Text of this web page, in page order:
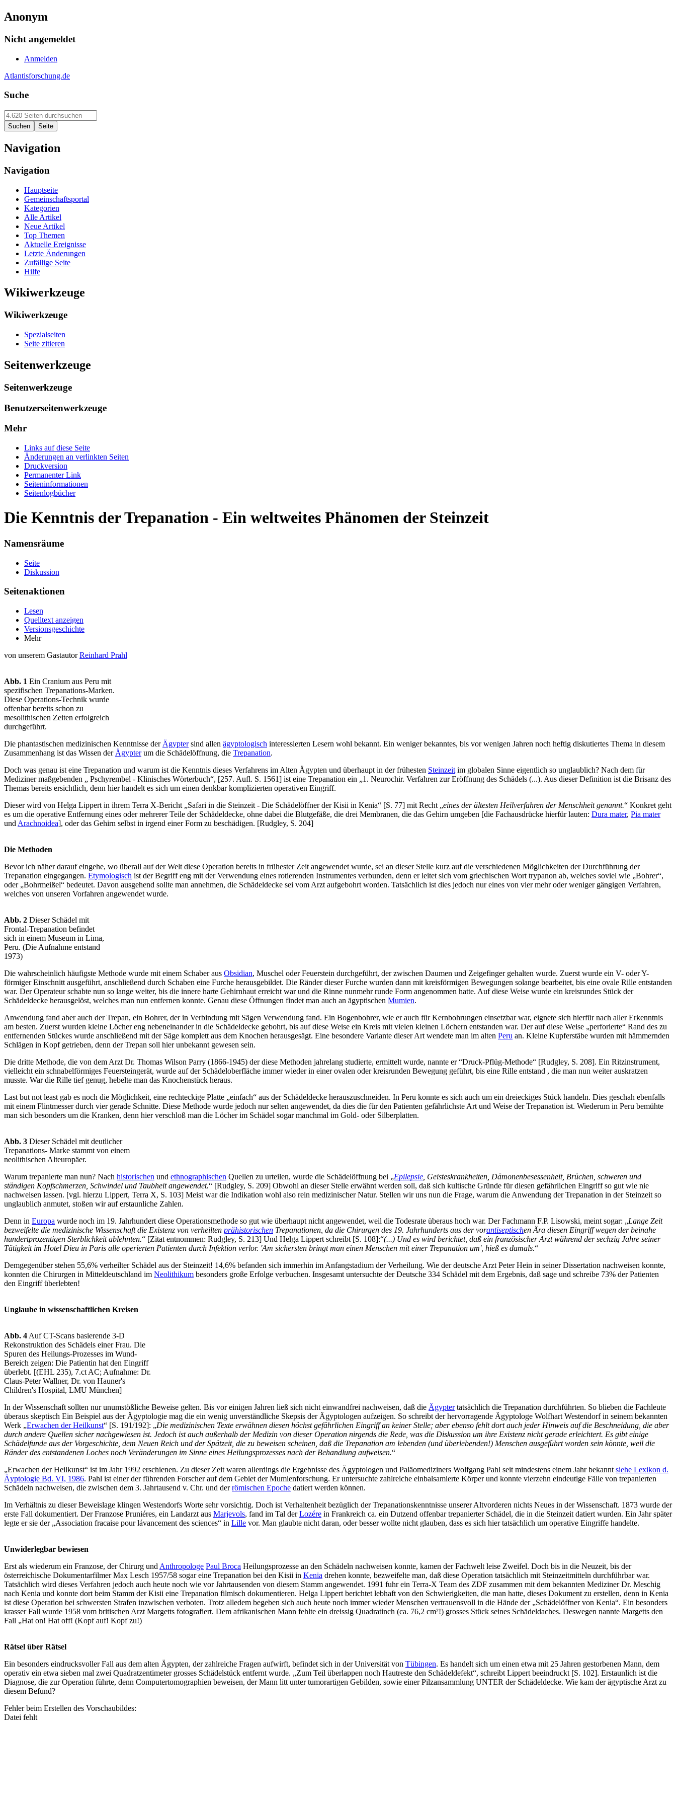
Anonym
Nicht angemeldet
Anmelden
Atlantisforschung.de
Suche
Navigation
Navigation
Hauptseite
Gemeinschaftsportal
Kategorien
Alle Artikel
Neue Artikel
Top Themen
Aktuelle Ereignisse
Letzte Änderungen
Zufällige Seite
Hilfe
Wikiwerkzeuge
Wikiwerkzeuge
Spezialseiten
Seite zitieren
Seitenwerkzeuge
Seitenwerkzeuge
Benutzerseitenwerkzeuge
Mehr
Links auf diese Seite
Änderungen an verlinkten Seiten
Druckversion
Permanenter Link
Seiten­informationen
Seitenlogbücher
Die Kenntnis der Trepanation - Ein weltweites Phänomen der Steinzeit
Namensräume
Seite
Diskussion
Seitenaktionen
Lesen
Quelltext anzeigen
Versionsgeschichte
Mehr
von unserem GastautorReinhard Prahl
Abb. 1 Ein Cranium aus Peru mit
spezifischen Trepanations-Marken.
Diese Operations-Technik wurde
offenbar bereits schon zu
mesolithischen Zeiten erfolgreich
durchgeführt.
Die phantastischen medizinischen Kenntnisse der Ägyptersind allen ägyptologisch interessierten Lesern wohl bekannt. Ein weniger bekanntes, bis vor wenigen Jahren noch heftig diskutiertes Thema in diesem
Zusammenhang ist das Wissen der Ägypterum die Schädelöffnung, die Trepanation.
Doch was genau ist eine Trepanation und warum ist die Kenntnis dieses Verfahrens im Alten Ägypten und überhaupt in der frühesten Steinzeit im globalen Sinne eigentlich so unglaublich? Nach dem für
Mediziner maßgebenden „ Pschyrembel - Klinisches Wörterbuch“, [257. Aufl. S. 1561] ist eine Trepanation ein „1. Neurochir. Verfahren zur Eröffnung des Schädels (...). Aus dieser Definition ist die Brisanz des
Themas bereits ersichtlich, denn hier handelt es sich um einen denkbar komplizierten operativen Eingriff.
Dieser wird von Helga Lippert in ihrem Terra X-Bericht „Safari in die Steinzeit - Die Schädelöffner der Kisii in Kenia“ [S. 77] mit Recht „eines der ältesten Heilverfahren der Menschheit genannt.“ Konkret geht
es um die operative Entfernung eines oder mehrerer Teile der Schädeldecke, ohne dabei die Blutgefäße, die drei Membranen, die das Gehirn umgeben [die Fachausdrücke hierfür lauten: Dura mater, Pia mater
und Arachnoidea], oder das Gehirn selbst in irgend einer Form zu beschädigen. [Rudgley, S. 204]
Die Methoden
Bevor ich näher darauf eingehe, wo überall auf der Welt diese Operation bereits in frühester Zeit angewendet wurde, sei an dieser Stelle kurz auf die verschiedenen Möglichkeiten der Durchführung der
Trepanation eingegangen. Etymologisch ist der Begriff eng mit der Verwendung eines rotierenden Instrumentes verbunden, denn er leitet sich vom griechischen Wort trypanon ab, welches soviel wie „Bohrer“,
oder „Bohrmeißel“ bedeutet. Davon ausgehend sollte man annehmen, die Schädeldecke sei vom Arzt aufgebohrt worden. Tatsächlich ist dies jedoch nur eines von vier mehr oder weniger gängigen Verfahren,
welches von unseren Vorfahren angewendet wurde.
Abb. 2 Dieser Schädel mit
Frontal-Trepanation befindet
sich in einem Museum in Lima,
Peru. (Die Aufnahme entstand
1973)
Die wahrscheinlich häufigste Methode wurde mit einem Schaber aus Obsidian, Muschel oder Feuerstein durchgeführt, der zwischen Daumen und Zeigefinger gehalten wurde. Zuerst wurde ein V- oder Y-
förmiger Einschnitt ausgeführt, anschließend durch Schaben eine Furche herausgebildet. Die Ränder dieser Furche wurden dann mit kreisförmigen Bewegungen solange bearbeitet, bis eine ovale Rille entstanden
war. Der Operateur schabte nun so lange weiter, bis die innere harte Gehirnhaut erreicht war und die Rinne nunmehr runde Form angenommen hatte. Auf diese Weise wurde ein kreisrundes Stück der
Schädeldecke herausgelöst, welches man nun entfernen konnte. Genau diese Öffnungen findet man auch an ägyptischen Mumien.
Anwendung fand aber auch der Trepan, ein Bohrer, der in Verbindung mit Sägen Verwendung fand. Ein Bogenbohrer, wie er auch für Kernbohrungen einsetzbar war, eignete sich hierfür nach aller Erkenntnis
am besten. Zuerst wurden kleine Löcher eng nebeneinander in die Schädeldecke gebohrt, bis auf diese Weise ein Kreis mit vielen kleinen Löchern entstanden war. Der auf diese Weise „perforierte“ Rand des zu
entfernenden Stückes wurde anschließend mit der Säge komplett aus dem Knochen herausgesägt. Eine besondere Variante dieser Art wendete man im alten Peru an. Kleine Kupferstäbe wurden mit hämmernden
Schlägen in Kopf getrieben, denn der Trepan soll hier unbekannt gewesen sein.
Die dritte Methode, die von dem Arzt Dr. Thomas Wilson Parry (1866-1945) der diese Methoden jahrelang studierte, ermittelt wurde, nannte er “Druck-Pflüg-Methode“ [Rudgley, S. 208]. Ein Ritzinstrument,
vielleicht ein schnabelförmiges Feuersteingerät, wurde auf der Schädeloberfläche immer wieder in einer ovalen oder kreisrunden Bewegung geführt, bis eine Rille entstand , die man nun weiter auskratzen
musste. War die Rille tief genug, hebelte man das Knochenstück heraus.
Last but not least gab es noch die Möglichkeit, eine rechteckige Platte „einfach“ aus der Schädeldecke herauszuschneiden. In Peru konnte es sich auch um ein dreieckiges Stück handeln. Dies geschah ebenfalls
mit einem Flintmesser durch vier gerade Schnitte. Diese Methode wurde jedoch nur selten angewendet, da dies die für den Patienten gefährlichste Art und Weise der Trepanation ist. Wiederum in Peru bemühte
man sich besonders um die Kranken, denn hier verschloß man die Löcher im Schädel sogar manchmal im Gold- oder Silberplatten.
Abb. 3 Dieser Schädel mit deutlicher
Trepanations- Marke stammt von einem
neolithischen Alteuropäer.
Warum trepanierte man nun? Nach historischen und ethnographischen Quellen zu urteilen, wurde die Schädelöffnung bei „Epilepsie , Geisteskrankheiten, Dämonenbesessenheit, Brüchen, schweren und
ständigen Kopfschmerzen, Schwindel und Taubheit angewendet.“ [Rudgley, S. 209] Obwohl an dieser Stelle erwähnt werden soll, daß sich kultische Gründe für diesen gefährlichen Eingriff so gut wie nie
nachweisen lassen. [vgl. hierzu Lippert, Terra X, S. 103] Meist war die Indikation wohl also rein medizinischer Natur. Stellen wir uns nun die Frage, warum die Anwendung der Trepanation in der Steinzeit so
unglaublich anmutet, stoßen wir auf erstaunliche Zahlen.
Denn in Europa wurde noch im 19. Jahrhundert diese Operationsmethode so gut wie überhaupt nicht angewendet, weil die Todesrate überaus hoch war. Der Fachmann F.P. Lisowski, meint sogar: „Lange Zeit
bezweifelte die medizinische Wissenschaft die Existenz von verheilten prähistorischen Trepanationen, da die Chirurgen des 19. Jahrhunderts aus der vorantiseptischen Ära diesen Eingriff wegen der beinahe
hundertprozentigen Sterblichkeit ablehnten.“ [Zitat entnommen: Rudgley, S. 213] Und Helga Lippert schreibt [S. 108]:“(...) Und es wird berichtet, daß ein französischer Arzt während der sechzig Jahre seiner
Tätigkeit im Hotel Dieu in Paris alle operierten Patienten durch Infektion verlor. 'Am sichersten bringt man einen Menschen mit einer Trepanation um', hieß es damals.“
Demgegenüber stehen 55,6% verheilter Schädel aus der Steinzeit! 14,6% befanden sich immerhin im Anfangstadium der Verheilung. Wie der deutsche Arzt Peter Hein in seiner Dissertation nachweisen konnte,
konnten die Chirurgen in Mitteldeutschland im Neolithikum besonders große Erfolge verbuchen. Insgesamt untersuchte der Deutsche 334 Schädel mit dem Ergebnis, daß sage und schreibe 73% der Patienten
den Eingriff überlebten!
Unglaube in wissenschaftlichen Kreisen
Abb. 4 Auf CT-Scans basierende 3-D
Rekonstruktion des Schädels einer Frau. Die
Spuren des Heilungs-Prozesses im Wund-
Bereich zeigen: Die Patientin hat den Eingriff
überlebt. [(EHL 235), 7.ct AC; Aufnahme: Dr.
Claus-Peter Wallner, Dr. von Hauner's
Children's Hospital, LMU München]
In der Wissenschaft sollten nur unumstößliche Beweise gelten. Bis vor einigen Jahren ließ sich nicht einwandfrei nachweisen, daß die Ägyptertatsächlich die Trepanation durchführten. So blieben die Fachleute
überaus skeptisch Ein Beispiel aus der Ägyptologie mag die ein wenig unverständliche Skepsis der Ägyptologen aufzeigen. So schreibt der hervorragende Ägyptologe Wolfhart Westendorf in seinem bekannten
Werk „Erwachen der Heilkunst“ [S. 191/192]: „Die medizinischen Texte erwähnen diesen höchst gefährlichen Eingriff an keiner Stelle; aber ebenso fehlt dort auch jeder Hinweis auf die Beschneidung, die aber
durch andere Quellen sicher nachgewiesen ist. Jedoch ist auch außerhalb der Medizin von dieser Operation nirgends die Rede, was die Diskussion um ihre Existenz nicht gerade erleichtert. Es gibt einige
Schädelfunde aus der Vorgeschichte, dem Neuen Reich und der Spätzeit, die zu beweisen scheinen, daß die Trepanation am lebenden (und überlebenden!) Menschen ausgeführt worden sein könnte, weil die
Ränder des entstandenen Loches noch Veränderungen im Sinne eines Heilungsprozesses nach der Behandlung aufweisen.“
„Erwachen der Heilkunst“ ist im Jahr 1992 erschienen. Zu dieser Zeit waren allerdings die Ergebnisse des Ägyptologen und Paläomediziners Wolfgang Pahl seit mindestens einem Jahr bekannt siehe Lexikon d.
Äyptologie Bd. VI, 1986. Pahl ist einer der führenden Forscher auf dem Gebiet der Mumienforschung. Er untersuchte zahlreiche einbalsamierte Körper und konnte vierzehn eindeutige Fälle von trepanierten
Schädeln nachweisen, die zwischen dem 3. Jahrtausend v. Chr. und derrömischen Epoche datiert werden können.
Im Verhältnis zu dieser Beweislage klingen Westendorfs Worte sehr vorsichtig. Doch ist Verhaltenheit bezüglich der Trepanationskenntnisse unserer Altvorderen nichts Neues in der Wissenschaft. 1873 wurde der
erste Fall dokumentiert. Der Franzose Pruniéres, ein Landarzt aus Marjevols, fand im Tal derLozére in Frankreich ca. ein Dutzend offenbar trepanierter Schädel, die in die Steinzeit datiert wurden. Ein Jahr später
legte er sie der „Association fracaise pour lávancement des sciences“ in Lille vor. Man glaubte nicht daran, oder besser wollte nicht glauben, dass es sich hier tatsächlich um operative Eingriffe handelte.
Unwiderlegbar bewiesen
Erst als wiederum ein Franzose, der Chirurg und Anthropologe Paul Broca Heilungsprozesse an den Schädeln nachweisen konnte, kamen der Fachwelt leise Zweifel. Doch bis in die Neuzeit, bis der
österreichische Dokumentarfilmer Max Lesch 1957/58 sogar eine Trepanation bei den Kisii in Kenia drehen konnte, bezweifelte man, daß diese Operation tatsächlich mit Steinzeitmitteln durchführbar war.
Tatsächlich wird dieses Verfahren jedoch auch heute noch wie vor Jahrtausenden von diesem Stamm angewendet. 1991 fuhr ein Terra-X Team des ZDF zusammen mit dem bekannten Mediziner Dr. Meschig
nach Kenia und konnte dort beim Stamm der Kisii eine Trepanation filmisch dokumentieren. Helga Lippert berichtet lebhaft von den Schwierigkeiten, die man hatte, dieses Dokument zu erstellen, denn in Kenia
ist diese Operation bei schwersten Strafen inzwischen verboten. Trotz alledem begeben sich auch heute noch immer wieder Menschen vertrauensvoll in die Hände der „Schädelöffner von Kenia“. Ein besonders
krasser Fall wurde 1958 vom britischen Arzt Margetts fotografiert. Dem afrikanischen Mann fehlte ein dreissig Quadratinch (ca. 76,2 cm²!) grosses Stück seines Schädeldaches. Deswegen nannte Margetts den
Fall „Hat on! Hat off! (Kopf auf! Kopf zu!)
Rätsel über Rätsel
Ein besonders eindrucksvoller Fall aus dem alten Ägypten, der zahlreiche Fragen aufwirft, befindet sich in der Universität von Tübingen. Es handelt sich um einen etwa mit 25 Jahren gestorbenen Mann, dem
operativ ein etwa sieben mal zwei Quadratzentimeter grosses Schädelstück entfernt wurde. „Zum Teil überlappen noch Hautreste den Schädeldefekt“, schreibt Lippert beeindruckt [S. 102]. Erstaunlich ist die
Diagnose, die zur Operation führte, denn Computertomographien beweisen, der Mann litt unter tumorartigen Gebilden, sowie einer Pilzansammlung UNTER der Schädeldecke. Wie kam der ägyptische Arzt zu
diesem Befund?
Fehler beim Erstellen des Vorschaubildes:
Datei fehlt